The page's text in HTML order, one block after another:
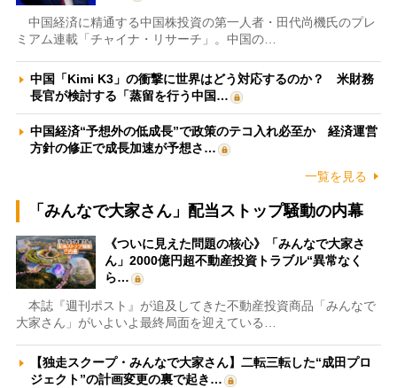
中国経済に精通する中国株投資の第一人者・田代尚機氏のプレ
ミアム連載「チャイナ・リサーチ」。中国の…
中国「Kimi K3」の衝撃に世界はどう対応するのか？ 米財務
長官が検討する「蒸留を行う中国…
中国経済“予想外の低成長”で政策のテコ入れ必至か 経済運営
方針の修正で成長加速が予想さ…
一覧を見る
「みんなで大家さん」配当ストップ騒動の内幕
《ついに見えた問題の核心》「みんなで大家さ
ん」2000億円超不動産投資トラブル“異常なく
ら…
本誌『週刊ポスト』が追及してきた不動産投資商品「みんなで
大家さん」がいよいよ最終局面を迎えている…
【独走スクープ・みんなで大家さん】二転三転した“成田プロ
ジェクト”の計画変更の裏で起き…